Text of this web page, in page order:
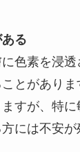
る
色素を浸
とがありま
すが、特
には不安が